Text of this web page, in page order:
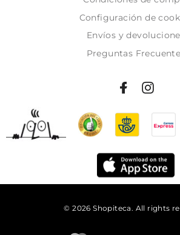
Configuración de
Envíos y
Preguntas
© 2026 Shopiteca. All rights